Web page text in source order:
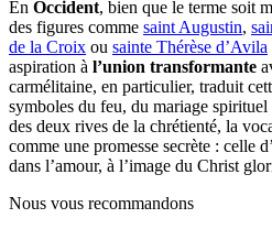
En Occident, bien que le terme soit
des figures comme saint Augustin,
de la Croix ou sainte Thérèse d’Avila
aspiration à l’union transformante
carmélitaine, en particulier, traduit
symboles du feu, du mariage
des deux rives de la chrétienté, la
comme une promesse secrète : celle
dans l’amour, à l’image du Christ
Nous vous recommandons